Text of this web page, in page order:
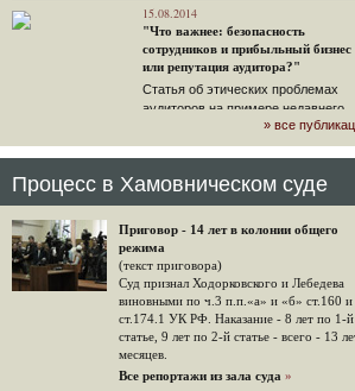
15.08.2014
"Что важнее: безопасность
сотрудников и прибыльный бизнес
или репутация аудитора?"
Статья об этических проблемах
аудиторов на примере недавнего
громкого арбитражного решения
ЮКОСу. (navalny.com)
15.08.2014
конфискационным санкциям со
стороны государства, оказались под
защитой арбитражного суда"
Швейцарская газета "Neue Zuercher
Zeitung" о гаагском судебном
решении.
48 комментариев
» все
Процесс в Хамовническом суде
Приговор - 14 лет в колонии общего
режима
(текст приговора)
Суд признал Ходорковского и Лебедева
виновными по ч.3 п.п.«а» и «б» ст.160 и
ст.174.1 УК РФ. Наказание - 8 лет по 1-й
статье, 9 лет по 2-й статье - всего - 13
месяцев.
Все репортажи из зала суда »